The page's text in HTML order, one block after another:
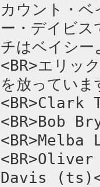
カウント・
ー・デイビス
チはベイシー
<BR>エリッ
を放っていま
<BR>Bob
Davis